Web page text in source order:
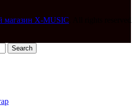
магазин X-MUSIC . All rights reserved
Search